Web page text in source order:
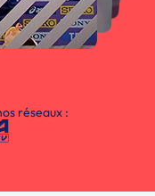
réseaux :